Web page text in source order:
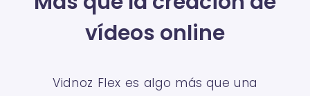
vídeos online
Vidnoz Flex es algo más que una